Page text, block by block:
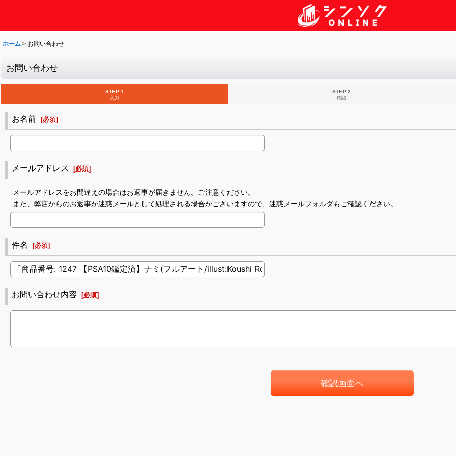
ホーム > お問い合わせ
お問い合わせ
STEP 1
入力
STEP 2
確認
お名前 [必須]
メールアドレス [必須]
メールアドレスをお間違えの場合はお返事が届きません。ご注意ください。
また、弊店からのお返事が迷惑メールとして処理される場合がございますので、迷惑メールフォルダもご確認ください。
件名 [必須]
お問い合わせ内容 [必須]
確認画面へ